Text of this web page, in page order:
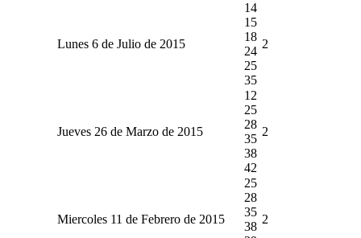
Lunes 6 de Julio de 2015
14
15
18
24
25
35
2
Jueves 26 de Marzo de 2015
12
25
28
35
38
42
2
Miercoles 11 de Febrero de 2015
25
28
35
38
2